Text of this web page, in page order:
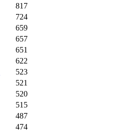
817
724
659
657
651
622
523
521
520
515
487
474